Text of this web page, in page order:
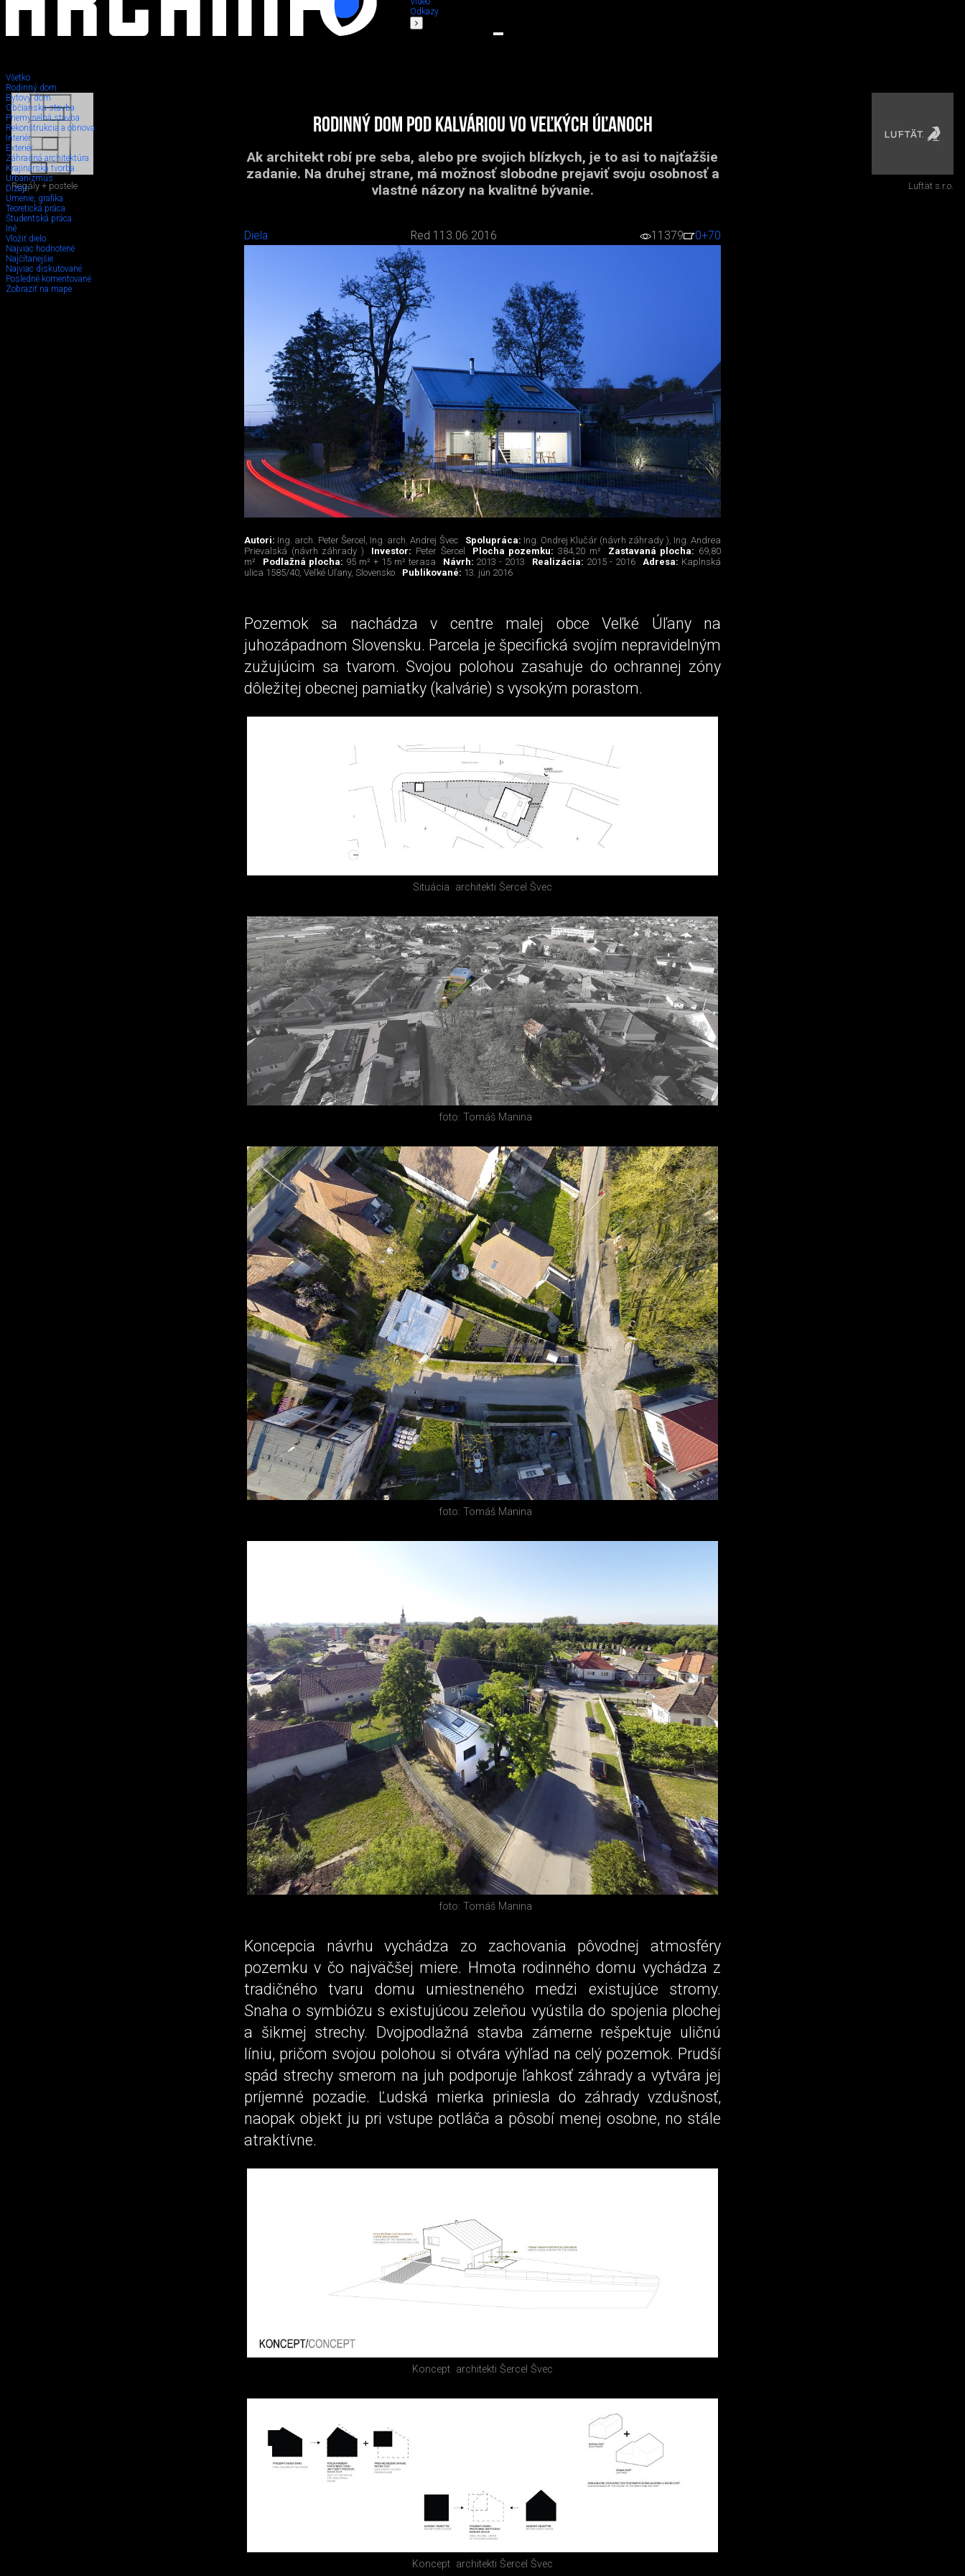
Odkazy
Všetko
Rodinný dom
Bytový dom
Občianska stavba
Priemyselná stavba
Rekonštrukcia a obnova
Interiér
Exteriér
Záhradná architektúra
Krajinárska tvorba
Urbanizmus
Dizajn
Umenie, grafika
Teoretická práca
Študentská práca
Iné
Vložiť dielo
Najviac hodnotené
Najčítanejšie
Najviac diskutované
Posledné komentované
Zobraziť na mape
Rodinný dom pod kalváriou vo Veľkých Úľanoch
Ak architekt robí pre seba, alebo pre svojich blízkych, je to asi to najťažšie
zadanie. Na druhej strane, má možnosť slobodne prejaviť svoju osobnosť a
vlastné názory na kvalitné bývanie.
Diela Red 1 13.06.2016 11379 0+70
Autori: Ing. arch. Peter Šercel, Ing. arch. Andrej Švec Spolupráca: Ing. Ondrej Klučár (návrh záhrady ), Ing. Andrea
Prievalská (návrh záhrady )
Investor: Peter Šercel Plocha pozemku: 384,20 m² Zastavaná plocha: 69,80
m²
Podlažná plocha: 95 m² + 15 m² terasa Návrh: 2013 - 2013 Realizácia: 2015 - 2016 Adresa: Kaplnská
ulica 1585/40, Veľké Úľany, Slovensko
Publikované: 13. jún 2016
Pozemok sa nachádza v centre malej obce Veľké Úľany na
juhozápadnom Slovensku. Parcela je špecifická svojím nepravidelným
zužujúcim sa tvarom. Svojou polohou zasahuje do ochrannej zóny
dôležitej obecnej pamiatky (kalvárie) s vysokým porastom.
Regály + postele Luftät s.r.o.
Situácia architekti Šercel Švec
foto: Tomáš Manina
foto: Tomáš Manina
foto: Tomáš Manina
Koncepcia návrhu vychádza zo zachovania pôvodnej atmosféry
pozemku v čo najväčšej miere. Hmota rodinného domu vychádza z
tradičného tvaru domu umiestneného medzi existujúce stromy.
Snaha o symbiózu s existujúcou zeleňou vyústila do spojenia plochej
a šikmej strechy. Dvojpodlažná stavba zámerne rešpektuje uličnú
líniu, pričom svojou polohou si otvára výhľad na celý pozemok. Prudší
spád strechy smerom na juh podporuje ľahkosť záhrady a vytvára jej
príjemné pozadie. Ľudská mierka priniesla do záhrady vzdušnosť,
naopak objekt ju pri vstupe potláča a pôsobí menej osobne, no stále
atraktívne.
Koncept architekti Šercel Švec
Koncept architekti Šercel Švec